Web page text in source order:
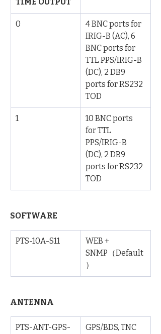
0
4 BNC ports for
IRIG-B (AC), 6
BNC ports for
TTL PPS/IRIG-B
(DC), 2 DB9
ports for RS232
TOD
1
10 BNC ports
for TTL
PPS/IRIG-B
(DC), 2 DB9
ports for RS232
TOD
SOFTWARE
PTS-10A-S11
WEB +
SNMP（Default
）
ANTENNA
PTS-ANT-GPS-
GPS/BDS, TNC